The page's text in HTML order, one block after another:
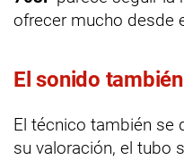
ofrecer mucho desde
El sonido
El técnico también se
su valoración, el tubo